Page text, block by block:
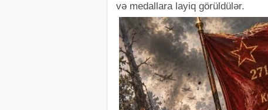
və medallara layiq görüldülər.